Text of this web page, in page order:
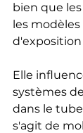
bien que
les
d'exposition
Elle
systèmes
dans le
s'agit de